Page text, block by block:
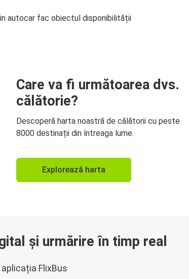
autocar fac obiectul disponibilității
Care va fi următoarea dvs.
călătorie?
Descoperă harta noastră de călătorii cu peste
8000 destinații din întreaga lume.
Explorează harta
și urmărire în timp real
FlixBus